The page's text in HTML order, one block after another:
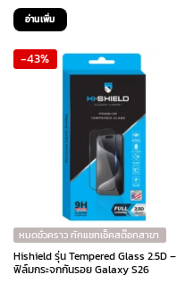
price
was:
690 ฿.390 ฿.
อ่านเพิ่ม
-43%
หมดชั่วคราว ทักแชทเช็คสต๊อกสาขา
Hishield รุ่น Tempered Glass 2.5D –
ฟิล์มกระจกกันรอย Galaxy S26